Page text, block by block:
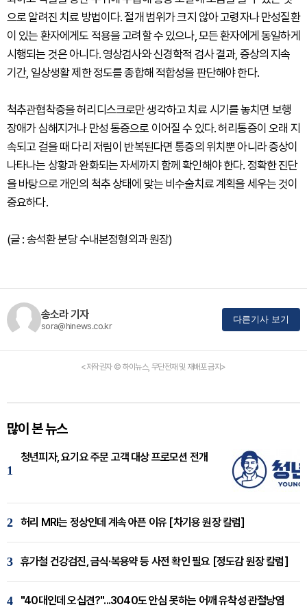
으로 알려진 치료 방법이다. 절개 범위가 크지 않아 고령자나 만성질환
이 있는 환자에게도 적용을 고려할 수 있으나, 모든 환자에게 동일하게
시행되는 것은 아니다. 영상검사와 신경학적 검사 결과, 증상의 지속
기간, 일상생활 제한 정도를 종합해 적합성을 판단해야 한다.
척추관협착증을 허리디스크로만 생각하고 치료 시기를 놓치면 보행
장애가 심해지거나 만성 통증으로 이어질 수 있다. 허리통증이 오래 지
속되고 걸을 때 다리 저림이 반복된다면 통증의 위치뿐 아니라 증상이
나타나는 상황과 완화되는 자세까지 함께 확인해야 한다. 정확한 진단
을 바탕으로 개인의 척추 상태에 맞는 비수술치료 계획을 세우는 것이
중요하다.
(글 : 송석환 분당 수내본정형외과 원장)
송소라 기자
sora@hinews.co.kr
다른기사 보기
<저작권자 © 하이뉴스, 무단전재 및 재배포 금지>
많이 본 뉴스
1
청년피자, 요기요 주문 고객 대상 프로모션 전개
2 허리 MRI는 정상인데 계속 아픈 이유 [차기용 원장 칼럼]
3 휴가철 건강검진, 금식·복용약 등 사전 확인 필요 [정도감 원장 칼럼]
4 "40대인데 오십견?"...3040도 안심 못하는 어깨 유착성 관절낭염